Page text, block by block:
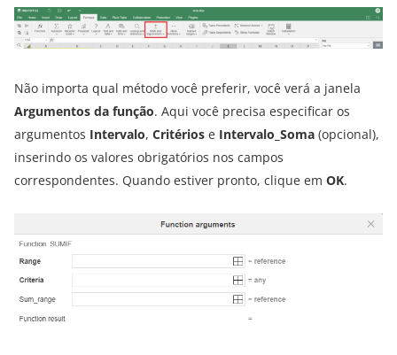
Não importa qual método você preferir, você verá a janela
Argumentos da função. Aqui você precisa especificar os
argumentos Intervalo, Critérios e Intervalo_Soma (opcional),
inserindo os valores obrigatórios nos campos
correspondentes. Quando estiver pronto, clique em OK.